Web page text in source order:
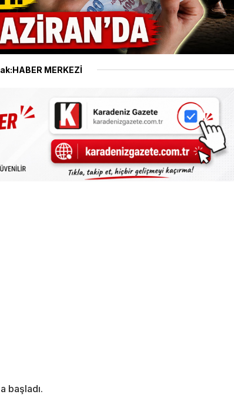
MERKEZİ
başladı.